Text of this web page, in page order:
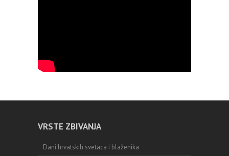
VRSTE ZBIVANJA
Dani hrvatskih svetaca i blaženika